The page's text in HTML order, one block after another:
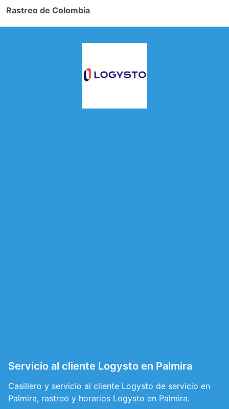
Rastreo de Colombia
Servicio al cliente Logysto en Palmira
Casillero y servicio al cliente Logysto de servicio en
Palmira, rastreo y horarios Logysto en Palmira.